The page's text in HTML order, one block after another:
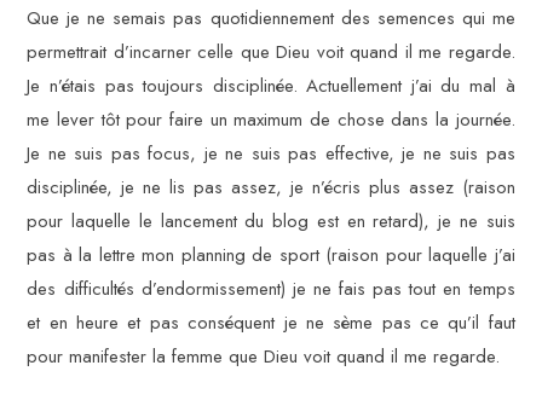
Que je ne semais pas quotidiennement des semences qui me
permettrait d’incarner celle que Dieu voit quand il me regarde.
Je n’étais pas toujours disciplinée. Actuellement j’ai du mal à
me lever tôt pour faire un maximum de chose dans la journée.
Je ne suis pas focus, je ne suis pas effective, je ne suis pas
disciplinée, je ne lis pas assez, je n’écris plus assez (raison
pour laquelle le lancement du blog est en retard), je ne suis
pas à la lettre mon planning de sport (raison pour laquelle j’ai
des difficultés d’endormissement) je ne fais pas tout en temps
et en heure et pas conséquent je ne sème pas ce qu’il faut
pour manifester la femme que Dieu voit quand il me regarde.